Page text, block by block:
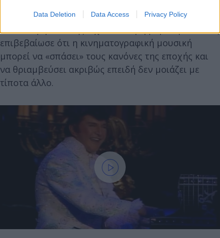
Data Deletion Data Access Privacy Policy
Το Όσκαρ μουσικής είχε ιδιαίτερη βαρύτητα καθώς
επιβεβαίωσε ότι η κινηματογραφική μουσική
μπορεί να «σπάσει» τους κανόνες της εποχής και
να θριαμβεύσει ακριβώς επειδή δεν μοιάζει με
τίποτα άλλο.